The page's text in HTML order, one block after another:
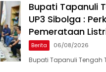
Bupati Tapanuli
UP3 Sibolga :
Pemerataan
Berita 06/08/2026
Bupati Tapanuli Tengah